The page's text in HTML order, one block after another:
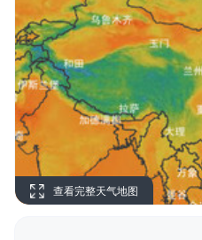
查看完整天气地图